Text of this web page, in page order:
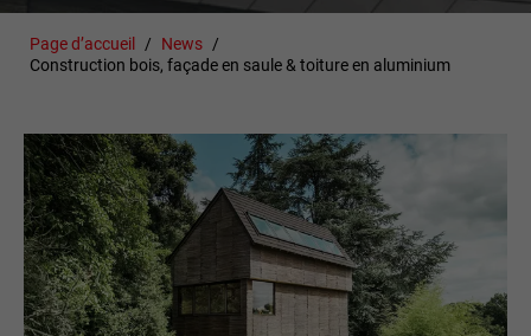
Page d’accueil
News
Construction bois, façade en saule & toiture en aluminium